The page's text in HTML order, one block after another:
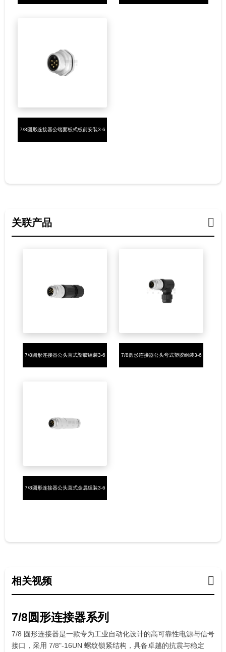
7/8圆形连接器公端面板式板前安装3-6
关联产品
7/8圆形连接器公头直式塑胶组装3-6 7/8圆形连接器公头弯式塑胶组装3-6
7/8圆形连接器公头直式金属组装3-6
相关视频
7/8圆形连接器系列
7/8 圆形连接器是一款专为工业自动化设计的高可靠性电源与信号
接口，采用 7/8"-16UN 螺纹锁紧结构，具备卓越的抗震与稳定